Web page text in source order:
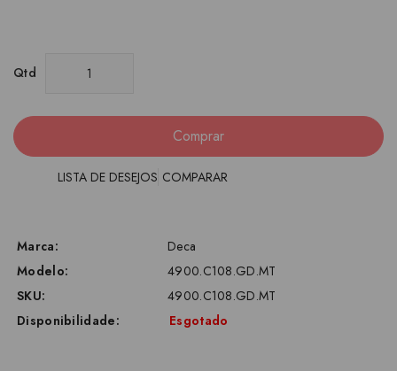
Qtd
Comprar
LISTA DE DESEJOS COMPARAR
Marca:
Deca
Modelo:
4900.C108.GD.MT
SKU:
4900.C108.GD.MT
Disponibilidade:
Esgotado